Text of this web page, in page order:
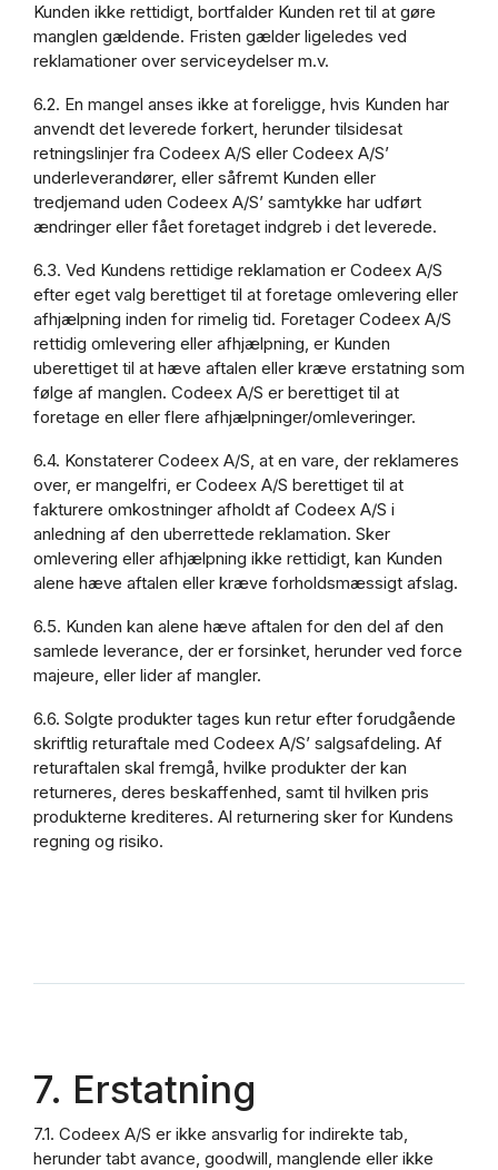
Kunden ikke rettidigt, bortfalder Kunden ret til at gøre
manglen gældende. Fristen gælder ligeledes ved
reklamationer over serviceydelser m.v.
6.2. En mangel anses ikke at foreligge, hvis Kunden har
anvendt det leverede forkert, herunder tilsidesat
retningslinjer fra Codeex A/S eller Codeex A/S’
underleverandører, eller såfremt Kunden eller
tredjemand uden Codeex A/S’ samtykke har udført
ændringer eller fået foretaget indgreb i det leverede.
6.3. Ved Kundens rettidige reklamation er Codeex A/S
efter eget valg berettiget til at foretage omlevering eller
afhjælpning inden for rimelig tid. Foretager Codeex A/S
rettidig omlevering eller afhjælpning, er Kunden
uberettiget til at hæve aftalen eller kræve erstatning som
følge af manglen. Codeex A/S er berettiget til at
foretage en eller flere afhjælpninger/omleveringer.
6.4. Konstaterer Codeex A/S, at en vare, der reklameres
over, er mangelfri, er Codeex A/S berettiget til at
fakturere omkostninger afholdt af Codeex A/S i
anledning af den uberrettede reklamation. Sker
omlevering eller afhjælpning ikke rettidigt, kan Kunden
alene hæve aftalen eller kræve forholdsmæssigt afslag.
6.5. Kunden kan alene hæve aftalen for den del af den
samlede leverance, der er forsinket, herunder ved force
majeure, eller lider af mangler.
6.6. Solgte produkter tages kun retur efter forudgående
skriftlig returaftale med Codeex A/S’ salgsafdeling. Af
returaftalen skal fremgå, hvilke produkter der kan
returneres, deres beskaffenhed, samt til hvilken pris
produkterne krediteres. Al returnering sker for Kundens
regning og risiko.
7. Erstatning
7.1. Codeex A/S er ikke ansvarlig for indirekte tab,
herunder tabt avance, goodwill, manglende eller ikke